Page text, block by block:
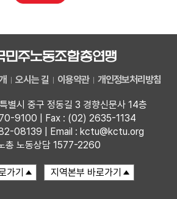
오시는 길 이용약관 개인정보처리방침
별시 중구 정동길 3 경향신문사 14층
9100 | Fax : (02) 2635-1134
08139 | Email : kctu@kctu.org
총 노동상담 1577-2260